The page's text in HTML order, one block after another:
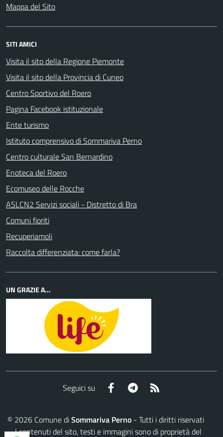
Mappa del Sito
SITI AMICI
Visita il sito della Regione Piemonte
Visita il sito della Provincia di Cuneo
Centro Sportivo del Roero
Pagina Facebook istituzionale
Ente turismo
Istituto comprensivo di Sommariva Perno
Centro culturale San Bernardino
Enoteca del Roero
Ecomuseo delle Rocche
ASLCN2 Servizi sociali - Distretto di Bra
Comuni fioriti
Recuperiamoli
Raccolta differenziata: come farla?
UN GRAZIE A...
Seguici su Facebook Telegram
© 2026Comune diSommariva Perno- Tutti i diritti riservati
- I contenuti del sito, testi e immagini sono di proprietà del